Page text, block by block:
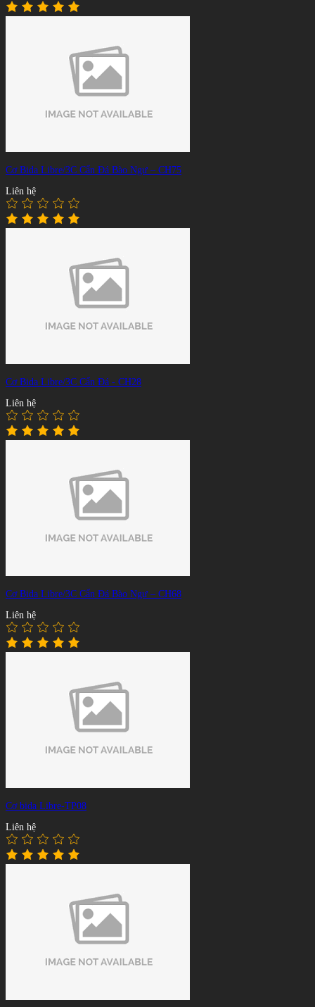
Cơ Bida Libre/3C Cẩn Đá Bào Ngư – CH75
Liên hệ
Cơ Bida Libre/3C Cẩn Đá - CH28
Liên hệ
Cơ Bida Libre/3C Cẩn Đá Bào Ngư – CH68
Liên hệ
Cơ bida Libre-TP08
Liên hệ